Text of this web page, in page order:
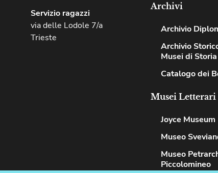
Servizio ragazzi
via delle Lodole 7/a
Trieste
Archivi
Archivio
Archivio
Musei di
Catalogo dei
Musei Letterari
Joyce Museum
Museo
Museo
Piccolomineo